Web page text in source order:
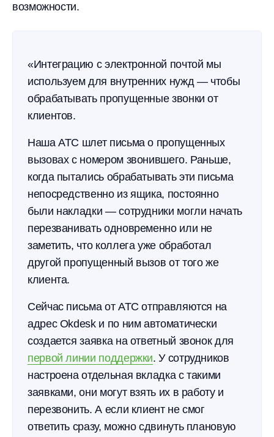
возможности.
«Интеграцию с электронной почтой мы
используем для внутренних нужд — чтобы
обрабатывать пропущенные звонки от
клиентов.
Наша АТС шлет письма о пропущенных
вызовах с номером звонившего. Раньше,
когда пытались обрабатывать эти письма
непосредственно из ящика, постоянно
были накладки — сотрудники могли начать
перезванивать одновременно или не
заметить, что коллега уже обработал
другой пропущенный вызов от того же
клиента.
Сейчас письма от АТС отправляются на
адрес Okdesk и по ним автоматически
создается заявка на ответный звонок для
первой линии поддержки. У сотрудников
настроена отдельная вкладка с такими
заявками, они могут взять их в работу и
перезвонить. А если клиент не смог
ответить сразу, можно сдвинуть плановую